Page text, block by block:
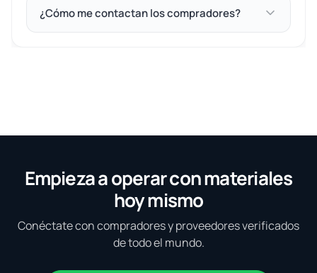
¿Cómo me contactan los compradores?
Empieza a operar con materiales
hoy mismo
Conéctate con compradores y proveedores verificados
de todo el mundo.